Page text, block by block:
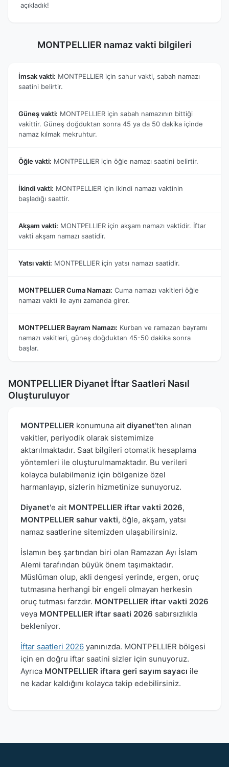
açıkladık!
MONTPELLIER namaz vakti bilgileri
İmsak vakti: MONTPELLIER için sahur vakti, sabah namazı
saatini belirtir.
Güneş vakti: MONTPELLIER için sabah namazının bittiği
vakittir. Güneş doğduktan sonra 45 ya da 50 dakika içinde
namaz kılmak mekruhtur.
Öğle vakti: MONTPELLIER için öğle namazı saatini belirtir.
İkindi vakti: MONTPELLIER için ikindi namazı vaktinin
başladığı saattir.
Akşam vakti: MONTPELLIER için akşam namazı vaktidir. İftar
vakti akşam namazı saatidir.
Yatsı vakti: MONTPELLIER için yatsı namazı saatidir.
MONTPELLIER Cuma Namazı: Cuma namazı vakitleri öğle
namazı vakti ile aynı zamanda girer.
MONTPELLIER Bayram Namazı: Kurban ve ramazan bayramı
namazı vakitleri, güneş doğduktan 45-50 dakika sonra
başlar.
MONTPELLIER Diyanet İftar Saatleri Nasıl
Oluşturuluyor
MONTPELLIER konumuna ait diyanet'ten alınan
vakitler, periyodik olarak sistemimize
aktarılmaktadır. Saat bilgileri otomatik hesaplama
yöntemleri ile oluşturulmamaktadır. Bu verileri
kolayca bulabilmeniz için bölgenize özel
harmanlayıp, sizlerin hizmetinize sunuyoruz.
Diyanet'e ait MONTPELLIER iftar vakti 2026,
MONTPELLIER sahur vakti, öğle, akşam, yatsı
namaz saatlerine sitemizden ulaşabilirsiniz.
İslamın beş şartından biri olan Ramazan Ayı İslam
Alemi tarafından büyük önem taşımaktadır.
Müslüman olup, akli dengesi yerinde, ergen, oruç
tutmasına herhangi bir engeli olmayan herkesin
oruç tutması farzdır. MONTPELLIER iftar vakti 2026
veya MONTPELLIER iftar saati 2026 sabırsızlıkla
bekleniyor.
İftar saatleri 2026 yanınızda. MONTPELLIER bölgesi
için en doğru iftar saatini sizler için sunuyoruz.
Ayrıca MONTPELLIER iftara geri sayım sayacı ile
ne kadar kaldığını kolayca takip edebilirsiniz.